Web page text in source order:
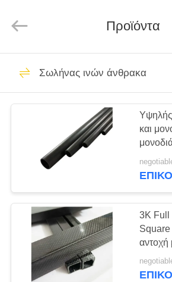
ΣΠΊΤΙ
ΠΡΟΪΌΝΤΑ
ΠΕΡΊΠΟΥ
ΕΜΕΊΣ
ΓΎΡΟΣ
ΕΡΓΟΣΤΑΣΊΩΝ
ΠΟΙΟΤΙΚΌΣ
ΈΛΕΓΧΟΣ
CO.,LTD.
Σωλήνας ινών
άνθρακα
πιάτο ινών
Προϊόντα
Σωλήνας ινών άνθρακα
Υψηλής
και
3K Full
αντοχή
OD
22mm